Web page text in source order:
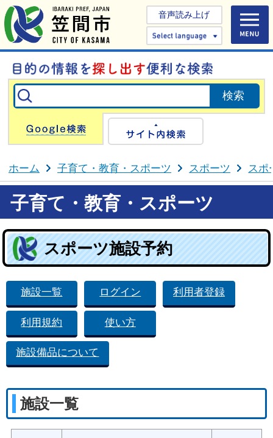
音声読み上げ
Select
Google検索
ホーム 子育て・教育・スポーツ スポーツ スポ
子育て・教育・スポーツ
スポーツ施設予約
施設一覧 ログイン 利用者登録
利用規約 使い方
施設備品について
施設一覧